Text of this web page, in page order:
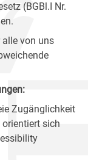
(BGBl.I Nr.
alle von uns
Zugänglichkeit
sich